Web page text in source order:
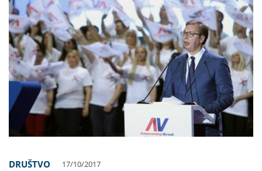
DRUŠTVO 17/10/2017